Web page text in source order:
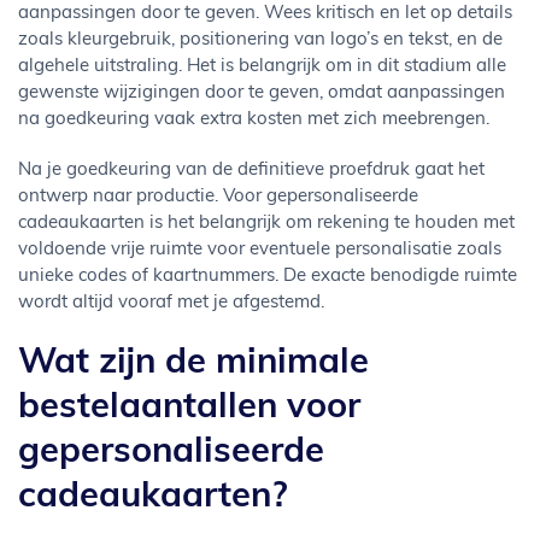
aanpassingen door te geven. Wees kritisch en let op details
zoals kleurgebruik, positionering van logo’s en tekst, en de
algehele uitstraling. Het is belangrijk om in dit stadium alle
gewenste wijzigingen door te geven, omdat aanpassingen
na goedkeuring vaak extra kosten met zich meebrengen.
Na je goedkeuring van de definitieve proefdruk gaat het
ontwerp naar productie. Voor gepersonaliseerde
cadeaukaarten is het belangrijk om rekening te houden met
voldoende vrije ruimte voor eventuele personalisatie zoals
unieke codes of kaartnummers. De exacte benodigde ruimte
wordt altijd vooraf met je afgestemd.
Wat zijn de minimale
bestelaantallen voor
gepersonaliseerde
cadeaukaarten?